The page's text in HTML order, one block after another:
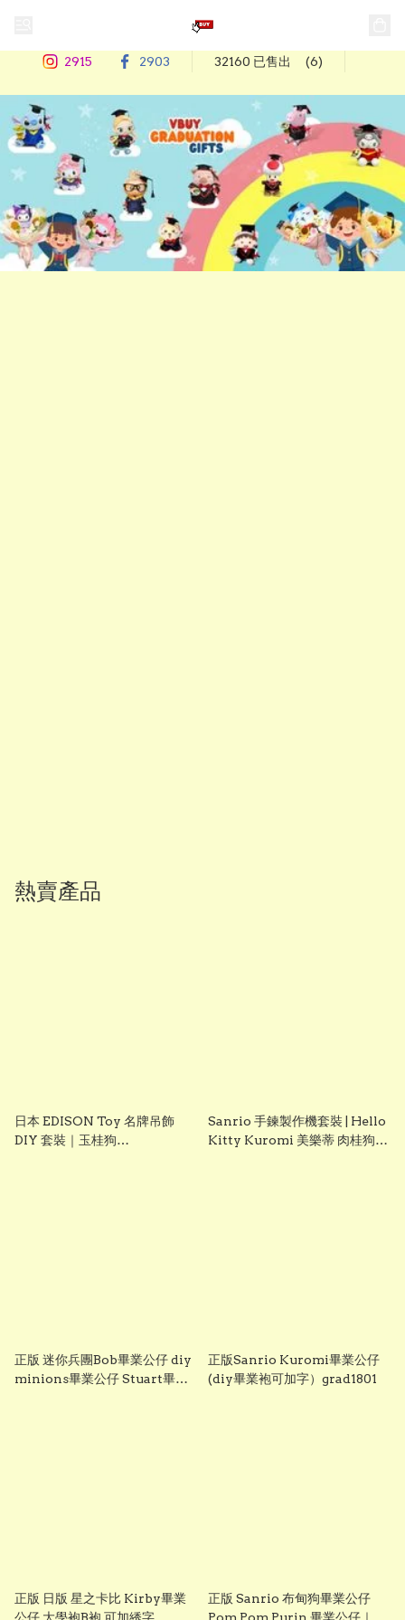
2915 2903 32160 已售出 (6)
熱賣產品
日本 EDISON Toy 名牌吊飾
DIY 套裝｜玉桂狗
Sanrio 手鍊製作機套裝 | Hello
Kitty Kuromi 美樂蒂 肉桂狗
正版 迷你兵團Bob畢業公仔 diy
minions畢業公仔 Stuart畢業
正版Sanrio Kuromi畢業公仔
(diy畢業袍可加字）grad1801
正版 日版 星之卡比 Kirby畢業
正版 Sanrio 布甸狗畢業公仔